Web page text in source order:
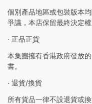
個別產品地區或包裝版本
爭議，本店保留最終決定權
‧ 正品正貨
本集團擁有香港政府發放
書。
‧ 退貨/換貨
所有貨品一律不設退貨或